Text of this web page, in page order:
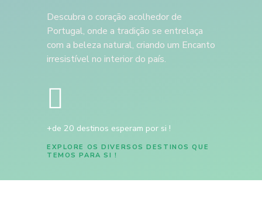
Descubra o coração acolhedor de
Portugal, onde a tradição se entrelaça
com a beleza natural, criando um Encanto
irresistível no interior do país.
+de 20 destinos esperam por si !
EXPLORE OS DIVERSOS DESTINOS QUE
TEMOS PARA SI !